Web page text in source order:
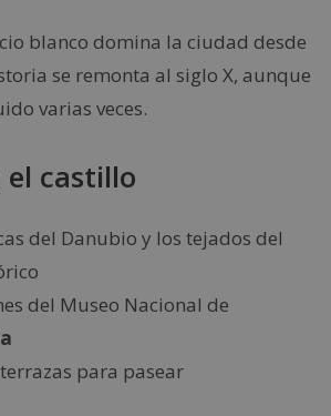
blanco domina la ciudad desde
se remonta al siglo X, aunque
varias veces.
el castillo
del Danubio y los tejados del
del Museo Nacional de
para pasear